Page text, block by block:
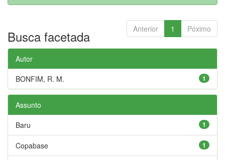
Anterior 1 Póximo
Busca facetada
Autor
1
BONFIM, R. M.
Assunto
1
Baru
1
Copabase